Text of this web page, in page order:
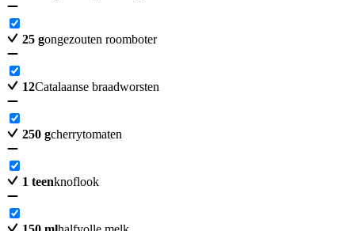
25 gongezouten roomboter
12Catalaanse braadworsten
250 gcherrytomaten
1 teenknoflook